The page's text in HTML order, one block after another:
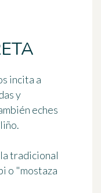
incita a
y
eches
.
tradicional
o "mostaza